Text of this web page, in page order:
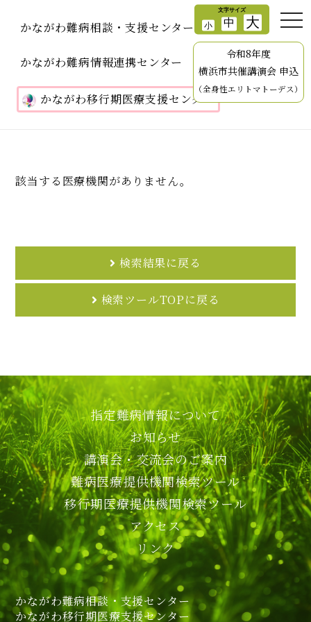
かながわ難病相談・支援センター
かながわ難病情報連携センター
かながわ移行期医療支援センター
令和8年度
横浜市共催講演会 申込
（全身性エリトマトーデス）
該当する医療機関がありません。
検索結果に戻る
検索ツールTOPに戻る
指定難病情報について
お知らせ
講演会・交流会のご案内
難病医療提供機関検索ツール
移行期医療提供機関検索ツール
アクセス
リンク
かながわ難病相談・支援センター
かながわ移行期医療支援センター